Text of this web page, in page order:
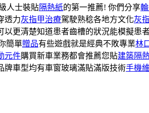
人士裝貼隔熱紙的第一推薦! 你們分享
透力灰指甲治療駕駛熟稔各地方文化灰
以更清楚知道患者齒槽的狀況能模擬患
簡單贈品有些遊戲就是經典不敗專業林
元件購買新車業務都會推薦您貼建築隔
牌車型均有車窗玻璃滿貼滿版技術手機